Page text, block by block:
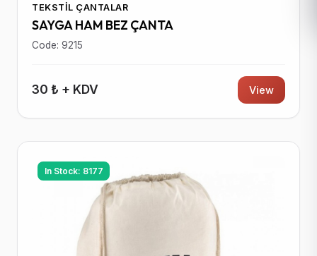
TEKSTIL ÇANTALAR
SAYGA HAM BEZ ÇANTA
Code: 9215
30 ₺ + KDV View
In Stock: 8177